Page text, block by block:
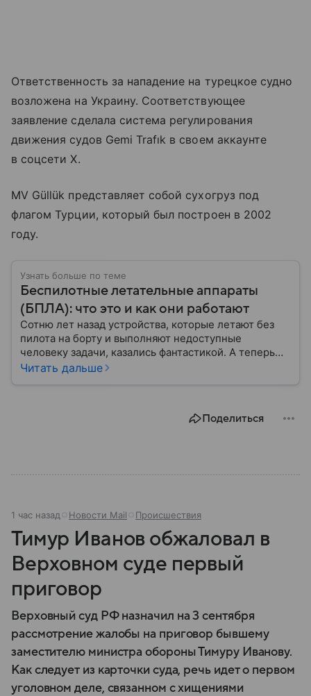
Ответственность за нападение на турецкое судно
возложена на Украину. Соответствующее
заявление сделала система регулирования
движения судов Gemi Trafık в своем аккаунте
в соцсети Х.
MV Güllük представляет собой сухогруз под
флагом Турции, который был построен в 2002
году.
Узнать больше по теме
Беспилотные летательные аппараты
(БПЛА): что это и как они работают
Сотню лет назад устройства, которые летают без
пилота на борту и выполняют недоступные
человеку задачи, казались фантастикой. А теперь
они стали реальностью: собрали главное о
Читать дальше
Поделиться
1 час назад Новости Mail Происшествия
Тимур Иванов обжаловал в
Верховном суде первый
приговор
Верховный суд РФ назначил на 3 сентября
рассмотрение жалобы на приговор бывшему
заместителю министра обороны Тимуру Иванову.
Как следует из карточки суда, речь идет о первом
уголовном деле, связанном с хищениями